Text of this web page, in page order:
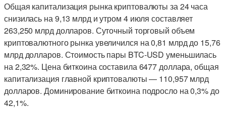
Общая капитализация рынка криптовалюты за 24 часа
снизилась на 9,13 млрд и утром 4 июля составляет
263,250 млрд долларов. Суточный торговый объем
криптовалютного рынка увеличился на 0,81 млрд до 15,76
млрд долларов. Стоимость пары BTC-USD уменьшилась
на 2,32%. Цена биткоина составила 6477 доллара, общая
капитализация главной криптовалюты — 110,957 млрд
долларов. Доминирование биткоина подросло на 0,3% до
42,1%.